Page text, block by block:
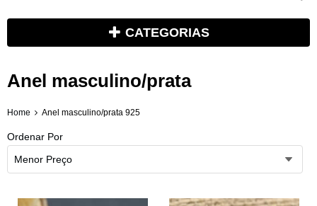
CATEGORIAS
Anel masculino/prata
Home Anel masculino/prata 925
Ordenar Por
Menor Preço